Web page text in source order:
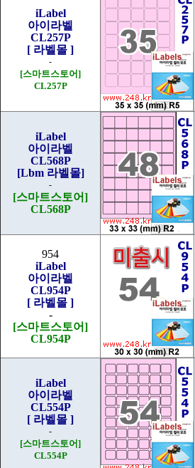
iLabel
아이라벨
CL257P
[ 라벨몰 ]
-
[스마트스토어]
CL257P
iLabel
아이라벨
CL568P
[Lbm 라벨몰]
-
[스마트스토어]
CL568P
954
iLabel
아이라벨
CL954P
[ 라벨몰 ]
-
[스마트스토어]
CL954P
iLabel
아이라벨
CL554P
[ 라벨몰 ]
-
[스마트스토어]
CL554P